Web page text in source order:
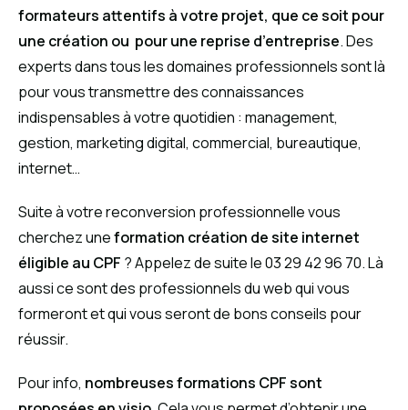
formateurs attentifs à votre projet, que ce soit pour
une création ou pour une reprise d’entreprise. Des
experts dans tous les domaines professionnels sont là
pour vous transmettre des connaissances
indispensables à votre quotidien : management,
gestion, marketing digital, commercial, bureautique,
internet…
Suite à votre reconversion professionnelle vous
cherchez uneformation création de site internet
éligible au CPF ? Appelez de suite le 03 29 42 96 70. Là
aussi ce sont des professionnels du web qui vous
formeront et qui vous seront de bons conseils pour
réussir.
Pour info, nombreuses formations CPF sont